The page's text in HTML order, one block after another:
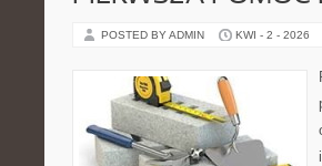
POSTED BY ADMIN KWI - 2 - 2026